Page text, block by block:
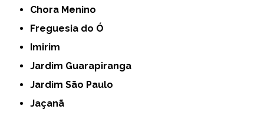
Chora Menino
Freguesia do Ó
Imirim
Jardim Guarapiranga
Jardim São Paulo
Jaçanã